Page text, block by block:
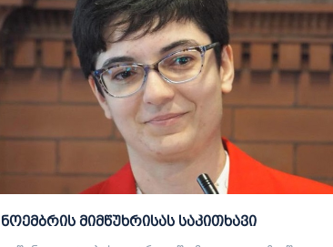
ნოემბრის მიმწუხრისას საკითხავი